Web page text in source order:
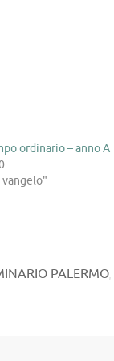
ordinario – anno A
PALERMO,